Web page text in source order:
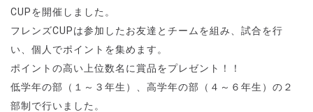
CUPを開催しました。
フレンズCUPは参加したお友達とチームを組み、試合を行
い、個人でポイントを集めます。
ポイントの高い上位数名に賞品をプレゼント！！
低学年の部（１～３年生）、高学年の部（４～６年生）の２
部制で行いました。